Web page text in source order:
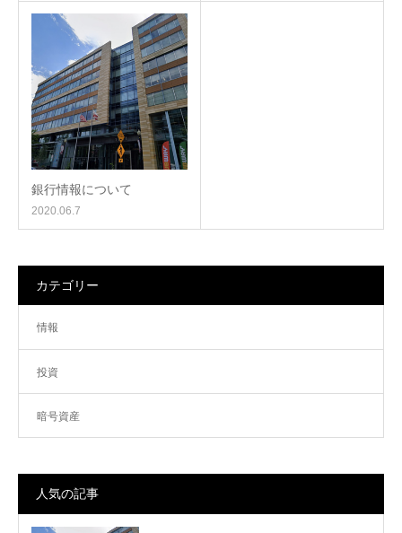
銀行情報について
2020.06.7
カテゴリー
情報
投資
暗号資産
人気の記事